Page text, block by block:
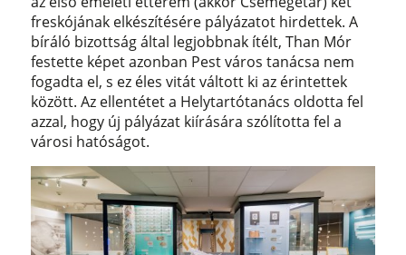
freskójának elkészítésére pályázatot hirdettek. A
bíráló bizottság által legjobbnak ítélt, Than Mór
festette képet azonban Pest város tanácsa nem
fogadta el, s ez éles vitát váltott ki az érintettek
között. Az ellentétet a Helytartótanács oldotta fel
azzal, hogy új pályázat kiírására szólította fel a
városi hatóságot.